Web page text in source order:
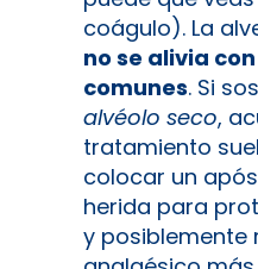
coágulo). La
no se alivia
comunes. Si
alvéolo seco,
tratamiento
colocar un
herida para
y posiblemente